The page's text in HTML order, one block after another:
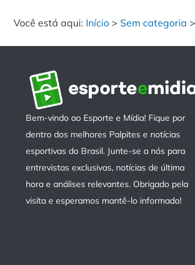
Você está aqui: Início > Sem categoria >
Bem-vindo ao Esporte e Mídia! Fique por
dentro dos melhores Palpites e notícias
esportivas do Brasil. Junte-se a nós para
entrevistas exclusivas, notícias de última
hora e análises relevantes. Obrigado pela
visita e esperamos mantê-lo informado!